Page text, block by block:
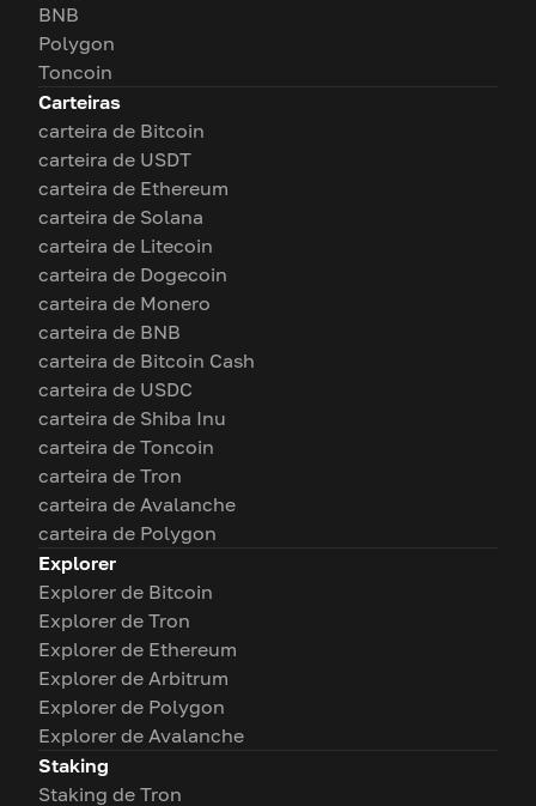
BNB
Polygon
Toncoin
Carteiras
carteira de Bitcoin
carteira de USDT
carteira de Ethereum
carteira de Solana
carteira de Litecoin
carteira de Dogecoin
carteira de Monero
carteira de BNB
carteira de Bitcoin Cash
carteira de USDC
carteira de Shiba Inu
carteira de Toncoin
carteira de Tron
carteira de Avalanche
carteira de Polygon
Explorer
Explorer de Bitcoin
Explorer de Tron
Explorer de Ethereum
Explorer de Arbitrum
Explorer de Polygon
Explorer de Avalanche
Staking
Staking de Tron